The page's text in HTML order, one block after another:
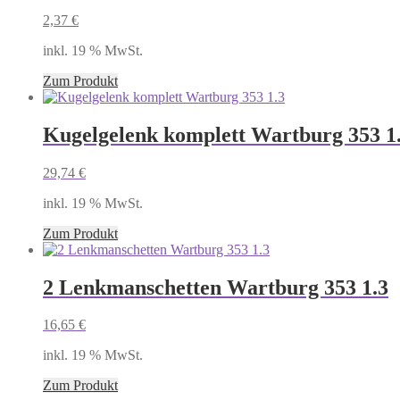
2,37 €
inkl. 19 % MwSt.
Zum Produkt
Kugelgelenk komplett Wartburg 353
29,74 €
inkl. 19 % MwSt.
Zum Produkt
2 Lenkmanschetten Wartburg 353 1.3
16,65 €
inkl. 19 % MwSt.
Zum Produkt